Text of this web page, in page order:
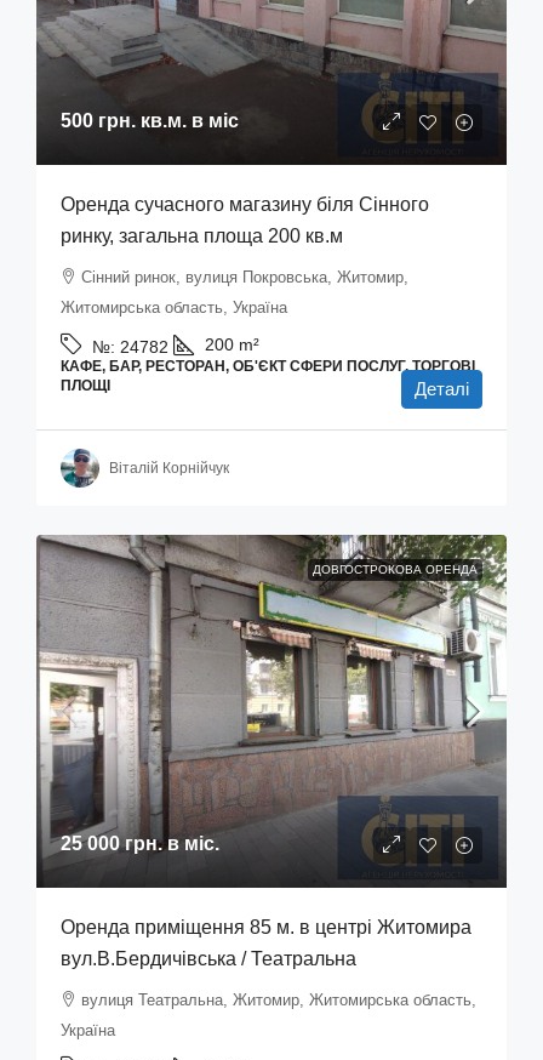
500 грн. кв.м. в міс
Оренда сучасного магазину біля Сінного
ринку, загальна площа 200 кв.м
Сінний ринок, вулиця Покровська, Житомир,
Житомирська область, Україна
№: 24782 200 m²
КАФЕ, БАР, РЕСТОРАН, ОБ'ЄКТ СФЕРИ ПОСЛУГ, ТОРГОВІ
ПЛОЩІ
Деталі
Віталій Корнійчук
ДОВГОСТРОКОВА ОРЕНДА
25 000 грн.в міс.
Оренда приміщення 85 м. в центрі Житомира
вул.В.Бердичівська / Театральна
вулиця Театральна, Житомир, Житомирська область,
Україна